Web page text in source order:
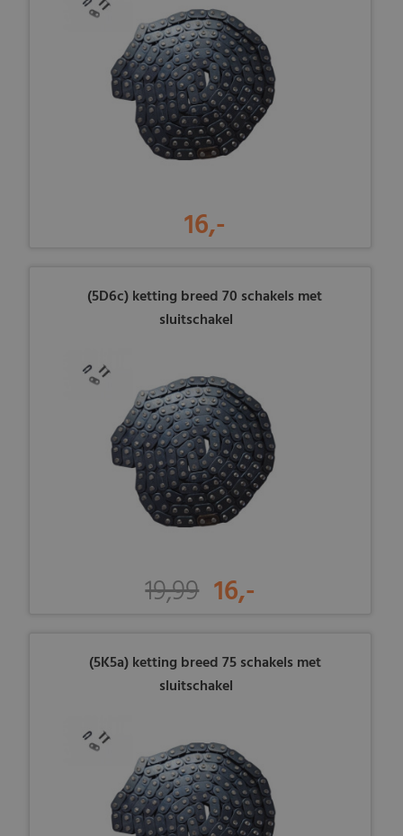
16,-
(5D6c) ketting breed 70 schakels met
sluitschakel
19,99 16,-
(5K5a) ketting breed 75 schakels met
sluitschakel